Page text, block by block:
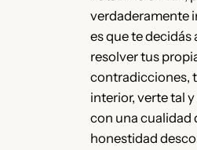
verdaderamente
es que te decidás
resolver tus
contradicciones,
interior, verte tal
con una cualidad
honestidad